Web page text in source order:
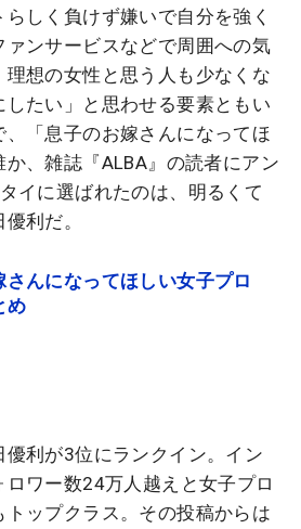
しく負けず嫌いで自分を強く
ンサービスなどで周囲への気
想の女性と思う人も少なくな
たい」と思わせる要素ともい
、「息子のお嫁さんになってほ
か、雑誌『ALBA』の読者にアン
イに選ばれたのは、明るくて
利だ。
さんになってほしい女子プロ
め
優利が3位にランクイン。イン
ロワー数24万人越えと女子プロ
トップクラス。その投稿からは